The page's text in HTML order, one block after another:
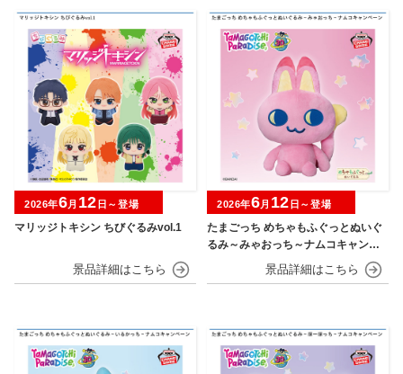
マリッジトキシン ちびぐるみvol.1
2026年6月 12 日～登場
たまごっち めちゃもふぐっとぬいぐ
るみ～みゃおっち～ナムコキャンペ
2026年6月 12 日～登場